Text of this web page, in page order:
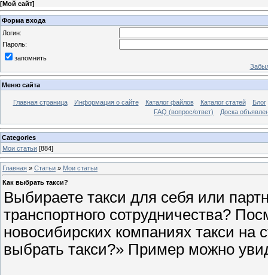
[Мой сайт]
Форма входа
Логин:
Пароль:
запомнить
Меню сайта
Главная страница Информация о сайте Каталог файлов Каталог статей
Блог
FAQ (вопрос/ответ)
Доска
Categories
Мои статьи [884]
Главная » Статьи » Мои статьи
Как выбрать такси?
Выбираете такси для себя или
транспортного сотрудничества?
новосибирских компаниях такси на
выбрать такси?» Пример можно